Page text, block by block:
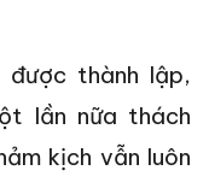
được thành lập,
lần nữa thách
kịch vẫn luôn